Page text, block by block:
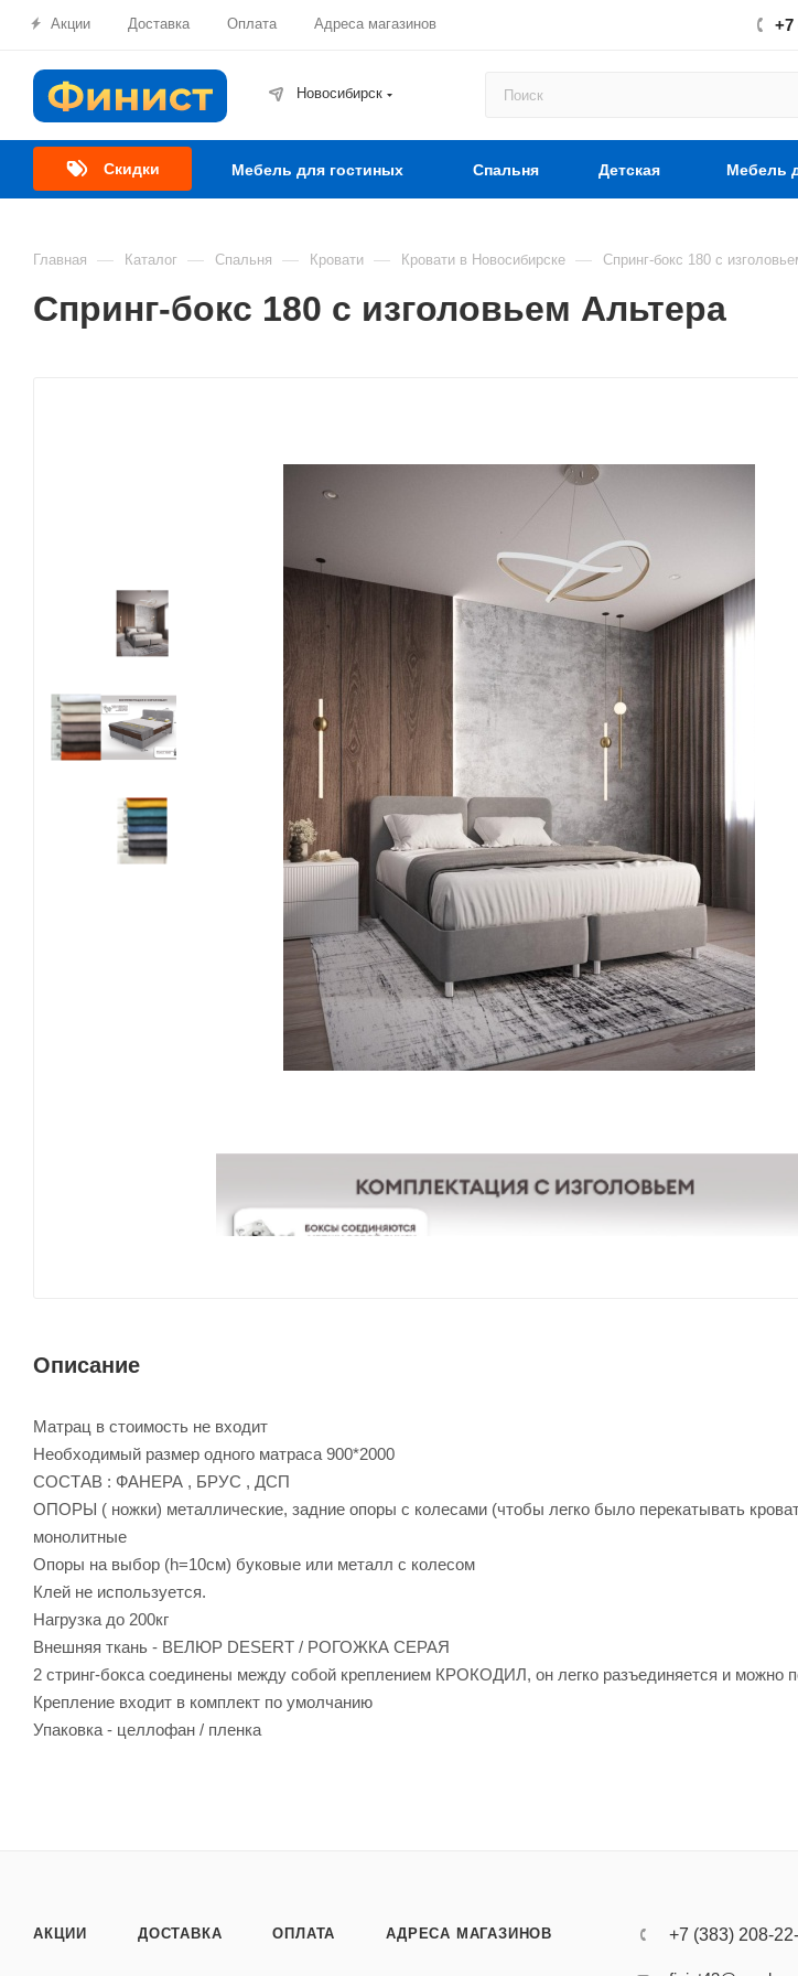
Акции Доставка Оплата Адреса магазинов +7
Новосибирск
Скидки Мебель для гостиных Спальня Детская Мебель
Главная — Каталог — Спальня — Кровати — Кровати в Новосибирске — Спринг-бокс 180 с
Спринг-бокс 180 с изголовьем Альтера
Описание
Матрац в стоимость не входит
Необходимый размер одного матраса 900*2000
СОСТАВ : ФАНЕРА , БРУС , ДСП
ОПОРЫ ( ножки) металлические, задние опоры с колесами (чтобы легко было перекатывать
монолитные
Опоры на выбор (h=10см) буковые или металл с колесом
Клей не используется.
Нагрузка до 200кг
Внешняя ткань - ВЕЛЮР DESERT / РОГОЖКА СЕРАЯ
2 стринг-бокса соединены между собой креплением КРОКОДИЛ, он легко разъединяется и можно
Крепление входит в комплект по умолчанию
Упаковка - целлофан / пленка
АКЦИИ ДОСТАВКА ОПЛАТА АДРЕСА МАГАЗИНОВ +7 (383) 208-